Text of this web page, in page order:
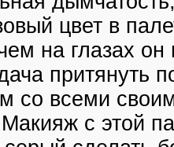
цвет в
на глазах
притянуть
со всеми
с этой